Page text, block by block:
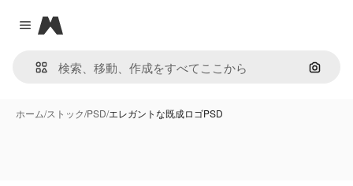
Close menu
Magnific
画像で
ホーム/ストック/PSD/エレガントな既成ロゴPSD